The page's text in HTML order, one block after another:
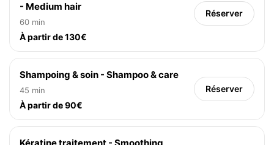
- Medium hair
60 min
À partir de 130€
Réserver
Shampoing & soin - Shampoo & care
45 min
À partir de 90€
Réserver